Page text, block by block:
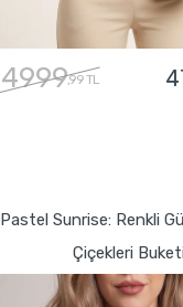
4999,99 TL
Pastel Sunrise: Renkli
Çiçekleri